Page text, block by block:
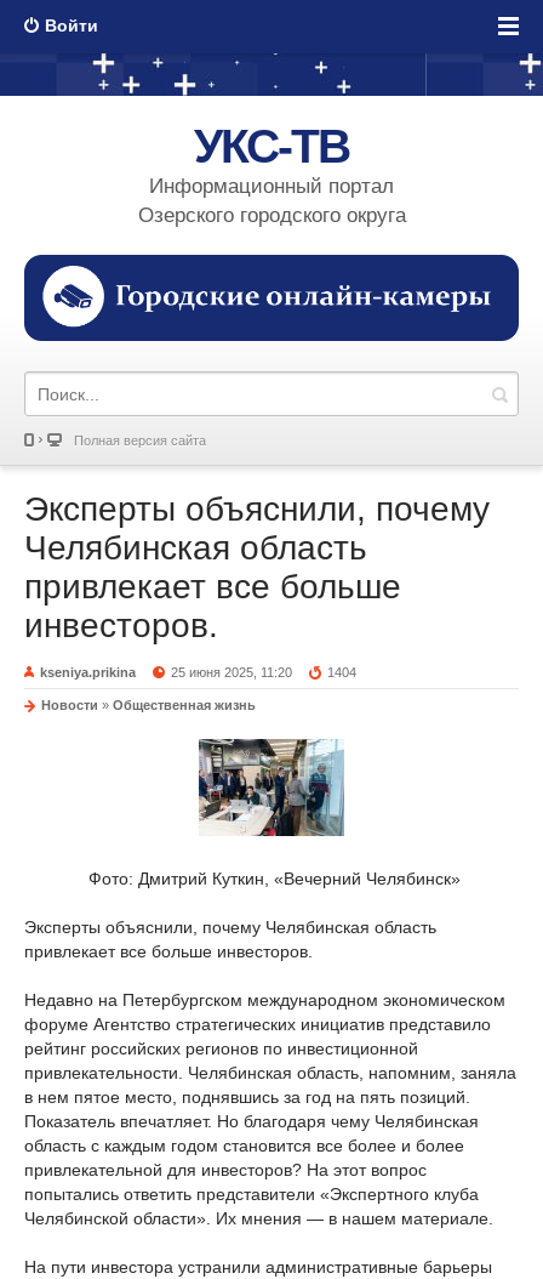
Войти
УКС-ТВ
Информационный портал
Озерского городского округа
Полная версия сайта
Эксперты объяснили, почему
Челябинская область
привлекает все больше
инвесторов.
kseniya.prikina 25 июня 2025, 11:20 1404
Новости » Общественная жизнь
Фото: Дмитрий Куткин, «Вечерний Челябинск»
Эксперты объяснили, почему Челябинская область
привлекает все больше инвесторов.
Недавно на Петербургском международном экономическом
форуме Агентство стратегических инициатив представило
рейтинг российских регионов по инвестиционной
привлекательности. Челябинская область, напомним, заняла
в нем пятое место, поднявшись за год на пять позиций.
Показатель впечатляет. Но благодаря чему Челябинская
область с каждым годом становится все более и более
привлекательной для инвесторов? На этот вопрос
попытались ответить представители «Экспертного клуба
Челябинской области». Их мнения — в нашем материале.
На пути инвестора устранили административные барьеры